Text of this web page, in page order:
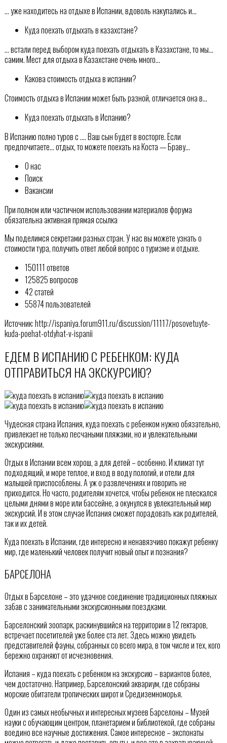
… уже находитесь на отдыхе в Испании, вдоволь накупались и…
Куда поехать отдыхать в казахстане?
… встали перед выбором куда поехать отдыхать в Казахстане, то мы…
самим. Мест для отдыха в Казахстане очень много…
Какова стоимость отдыха в испании?
Стоимость отдыха в Испании может быть разной, отличается она в…
Куда поехать отдыхать в Испанию?
В Испанию полно туров с …. Ваш сын будет в восторге. Если
предпочитаете… отдых, то можете поехать на Коста — Браву…
О нас
Поиск
Вакансии
При полном или частичном использовании материалов форума
обязательна активная прямая ссылка
Мы поделимся секретами разных стран. У нас вы можете узнать о
стоимости тура, получить ответ любой вопрос о туризме и отдыхе.
150111 ответов
125825 вопросов
42 статей
55874 пользователей
Источник: http://ispaniya.forum911.ru/discussion/11117/posovetuyte-
kuda-poehat-otdyhat-v-ispanii
ЕДЕМ В ИСПАНИЮ С РЕБЕНКОМ: КУДА
ОТПРАВИТЬСЯ НА ЭКСКУРСИЮ?
Чудесная страна Испания, куда поехать с ребенком нужно обязательно,
привлекает не только песчаными пляжами, но и увлекательными
экскурсиями.
Отдых в Испании всем хорош, а для детей – особенно. И климат тут
подходящий, и море теплое, и вход в воду пологий, и отели для
малышей приспособлены. А уж о развлечениях и говорить не
приходится. Но часто, родителям хочется, чтобы ребенок не плескался
целыми днями в море или бассейне, а окунулся в увлекательный мир
экскурсий. И в этом случае Испания сможет порадовать как родителей,
так и их детей.
Куда поехать в Испании, где интересно и ненавязчиво покажут ребенку
мир, где маленький человек получит новый опыт и познания?
БАРСЕЛОНА
Отдых в Барселоне – это удачное соединение традиционных пляжных
забав с занимательными экскурсионными поездками.
Барселонский зоопарк, раскинувшийся на территории в 12 гектаров,
встречает посетителей уже более ста лет. Здесь можно увидеть
представителей фауны, собранных со всего мира, в том числе и тех, кого
бережно охраняют от исчезновения.
Испания – куда поехать с ребенком на экскурсию – вариантов более,
чем достаточно. Например, Барселонский аквариум, где собраны
морские обитатели тропических широт и Средиземноморья.
Один из самых необычных и интересных музеев Барселоны – Музей
науки с обучающим центром, планетарием и библиотекой, где собраны
воедино все научные достижения. Самое интересное – экспонаты